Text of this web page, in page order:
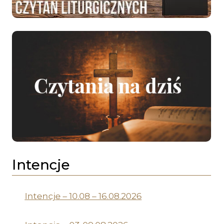
Intencje
Intencje – 10.08 – 16.08.2026